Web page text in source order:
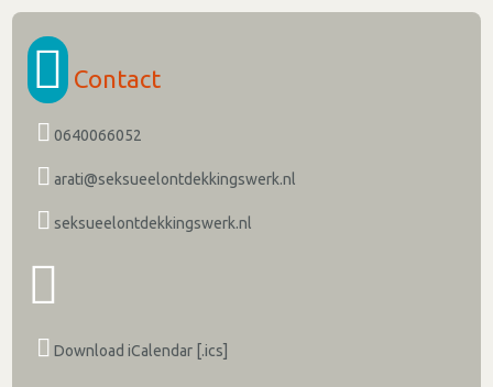
Contact
0640066052
arati@seksueelontdekkingswerk.nl
seksueelontdekkingswerk.nl
Download iCalendar [.ics]